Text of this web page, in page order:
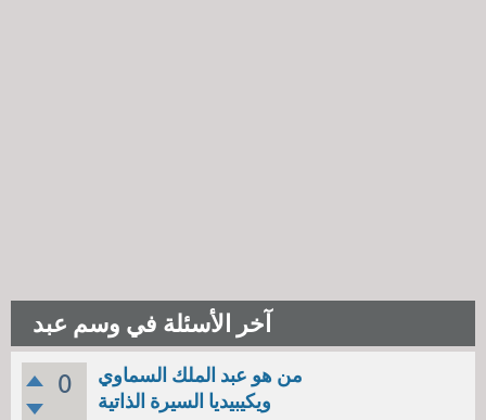
آخر الأسئلة في وسم عبد
0
من هو عبد الملك السماوي
ويكيبيديا السيرة الذاتية